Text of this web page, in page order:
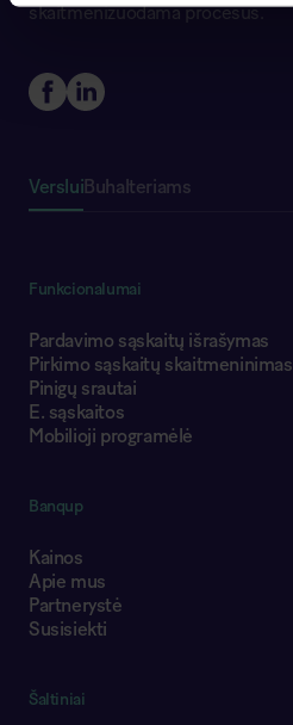
skaitmenizuodama procesus.
VersluiBuhalteriams
Funkcionalumai
Pardavimo sąskaitų išrašymas
Pirkimo sąskaitų skaitmeninimas
Pinigų srautai
E. sąskaitos
Mobilioji programėlė
Banqup
Kainos
Apie mus
Partnerystė
Susisiekti
Šaltiniai